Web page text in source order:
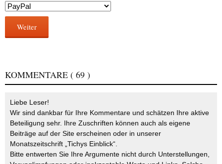
Weiter
KOMMENTARE ( 69 )
Liebe Leser!
Wir sind dankbar für Ihre Kommentare und schätzen Ihre aktive
Beteiligung sehr. Ihre Zuschriften können auch als eigene
Beiträge auf der Site erscheinen oder in unserer
Monatszeitschrift „Tichys Einblick“.
Bitte entwerten Sie Ihre Argumente nicht durch Unterstellungen,